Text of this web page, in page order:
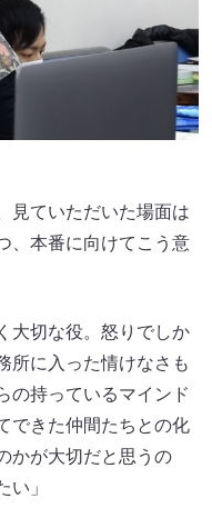
見ていただいた場面は
、本番に向けてこう意
大切な役。怒りでしか
所に入った情けなさも
の持っているマインド
できた仲間たちとの化
かが大切だと思うの
い」